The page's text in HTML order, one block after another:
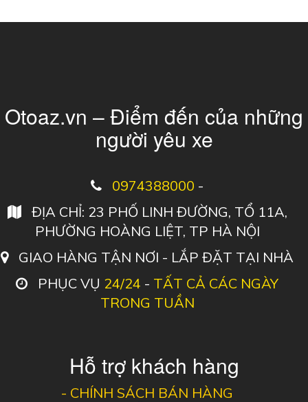
Otoaz.vn – Điểm đến của những
người yêu xe
0974388000 -
ĐỊA CHỈ: 23 PHỐ LINH ĐƯỜNG, TỔ 11A,
PHƯỜNG HOÀNG LIỆT, TP HÀ NỘI
GIAO HÀNG TẬN NƠI - LẮP ĐẶT TẠI NHÀ
PHỤC VỤ 24/24 - TẤT CẢ CÁC NGÀY
TRONG TUẦN
Hỗ trợ khách hàng
- CHÍNH SÁCH BÁN HÀNG